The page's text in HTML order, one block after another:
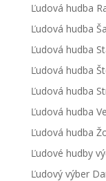
Ľudová hudba
Ľudová hudba
Ľudová hudba
Ľudová hudba
Ľudová hudba
Ľudová hudba
Ľudová hudba
Ľudové hudby
Ľudový výber